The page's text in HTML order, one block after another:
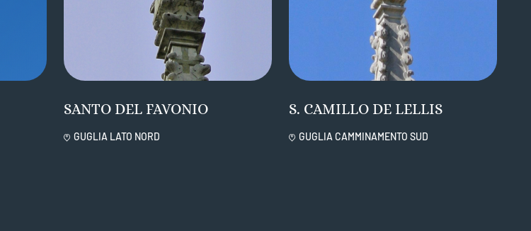
SANTO DEL FAVONIO
GUGLIA LATO NORD
S. CAMILLO DE LELLIS
GUGLIA CAMMINAMENTO SUD